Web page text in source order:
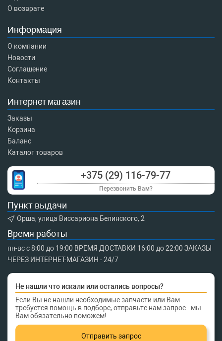
О возврате
Информация
О компании
Новости
Соглашение
Контакты
Интернет магазин
Заказы
Корзина
Баланс
Каталог товаров
+375 (29) 116-79-77
Перезвонить Вам?
Пункт выдачи
Орша, улица Виссариона Белинского, 2
Время работы
пн-вс с 8:00 до 19:00 ВРЕМЯ ДОСТАВКИ 16:00 до 22:00 ЗАКАЗЫ
ЧЕРЕЗ ИНТЕРНЕТ-МАГАЗИН - 24/7
Не нашли что искали или остались вопросы?
Если Вы не нашли необходимые запчасти или Вам
требуется помощь в подборе, отправьте нам запрос - мы
Вам обязательно поможем!
Отправить запрос